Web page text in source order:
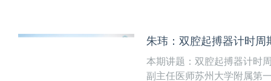
朱玮：双腔起搏器计时周
本期讲题：双腔起搏器计时
副主任医师苏州大学附属第